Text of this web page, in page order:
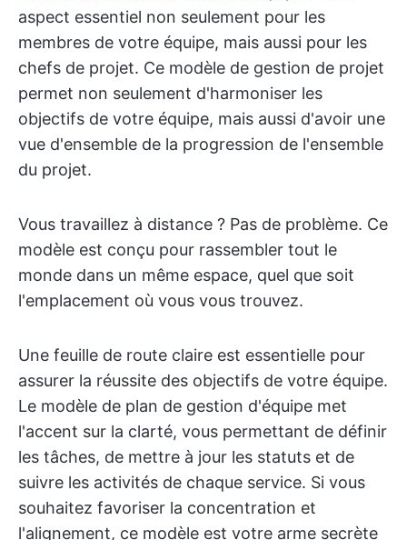
aspect essentiel non seulement pour les
membres de votre équipe, mais aussi pour les
chefs de projet. Ce modèle de gestion de projet
permet non seulement d'harmoniser les
objectifs de votre équipe, mais aussi d'avoir une
vue d'ensemble de la progression de l'ensemble
du projet.
Vous travaillez à distance ? Pas de problème. Ce
modèle est conçu pour rassembler tout le
monde dans un même espace, quel que soit
l'emplacement où vous vous trouvez.
Une feuille de route claire est essentielle pour
assurer la réussite des objectifs de votre équipe.
Le modèle de plan de gestion d'équipe met
l'accent sur la clarté, vous permettant de définir
les tâches, de mettre à jour les statuts et de
suivre les activités de chaque service. Si vous
souhaitez favoriser la concentration et
l'alignement, ce modèle est votre arme secrète